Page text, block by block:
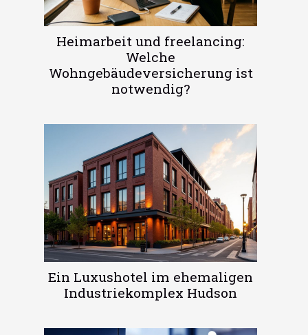
Heimarbeit und freelancing:
Welche
Wohngebäudeversicherung ist
notwendig?
Ein Luxushotel im ehemaligen
Industriekomplex Hudson